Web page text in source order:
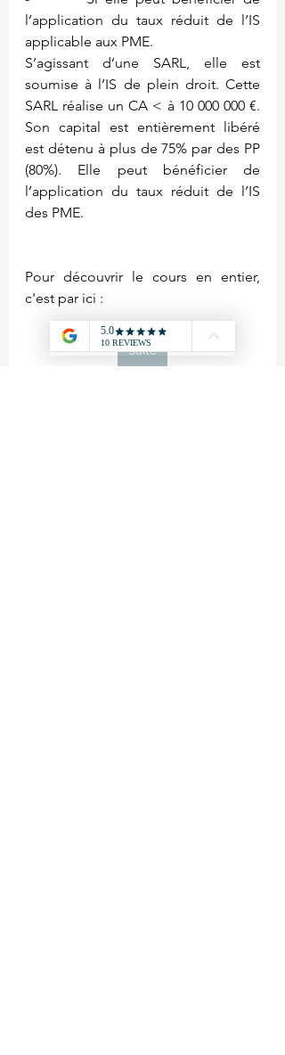
l’application du taux réduit de l’IS
applicable aux PME.
S’agissant d’une SARL, elle est
soumise à l’IS de plein droit. Cette
SARL réalise un CA < à 10 000 000 €.
Son capital est entièrement libéré
est détenu à plus de 75% par des PP
(80%). Elle peut bénéficier de
l’application du taux réduit de l’IS
des PME.
Pour découvrir le cours en entier,
c'est par ici :
Suite